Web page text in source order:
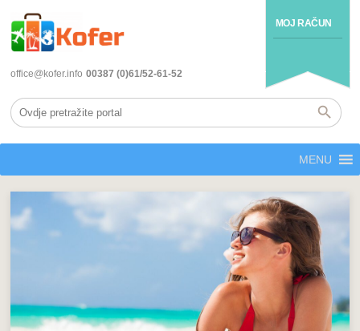
MOJ RAČUN
office@kofer.info 00387 (0)61/52-61-52
MENU